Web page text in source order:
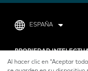
FOOTER
PROPIEDAD
POLÍTICA DE
ESPAÑA
Al hacer clic en “Aceptar